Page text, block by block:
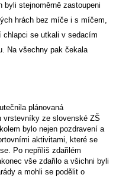
stejnoměrně zastoupeni
hrách bez míče i s míčem,
se utkali v sedacím
Na všechny pak čekala
plánovaná
vrstevníky ze slovenské ZŠ
bylo nejen pozdravení a
aktivitami, které se
Po nepříliš zdařilém
vše zdařilo a všichni byli
a mohli se podělit o